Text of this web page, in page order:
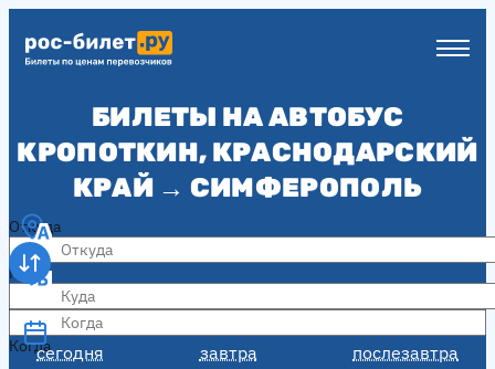
БИЛЕТЫ НА АВТОБУС
КРОПОТКИН, КРАСНОДАРСКИЙ
КРАЙ → СИМФЕРОПОЛЬ
Откуда
Куда
Когда
сегодня завтра послезавтра
Когда